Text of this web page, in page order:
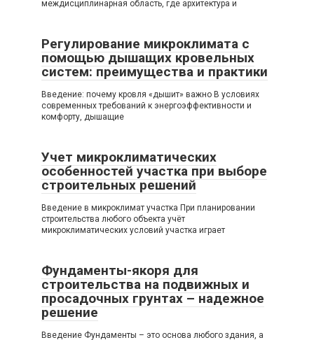
междисциплинарная область, где архитектура и
Регулирование микроклимата с
помощью дышащих кровельных
систем: преимущества и практики
Введение: почему кровля «дышит» важно В условиях
современных требований к энергоэффективности и
комфорту, дышащие
Учет микроклиматических
особенностей участка при выборе
строительных решений
Введение в микроклимат участка При планировании
строительства любого объекта учёт
микроклиматических условий участка играет
Фундаменты-якоря для
строительства на подвижных и
просадочных грунтах – надежное
решение
Введение Фундаменты – это основа любого здания, а